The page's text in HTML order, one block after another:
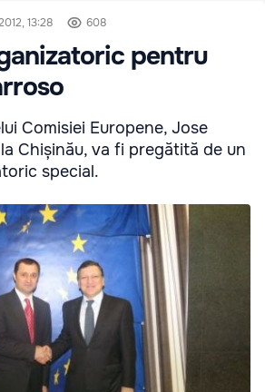
13:28 608
pentru
Comisiei Europene, Jose
Chișinău, va fi pregătită de un
special.